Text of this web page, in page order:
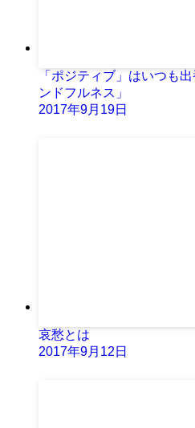
「ポジティブ」はいつも
ンドフルネス」
2017年9月19日
哀愁とは
2017年9月12日